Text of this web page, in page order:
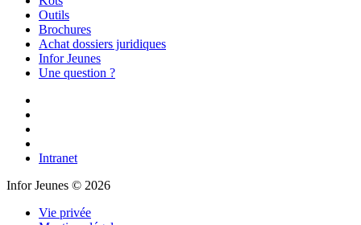
Outils
Brochures
Achat dossiers juridiques
Infor Jeunes
Une question ?
Intranet
Infor Jeunes © 2026
Vie privée